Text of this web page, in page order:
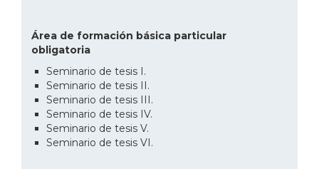
Área de formación básica particular
obligatoria
Seminario de tesis I.
Seminario de tesis II.
Seminario de tesis III.
Seminario de tesis IV.
Seminario de tesis V.
Seminario de tesis VI.